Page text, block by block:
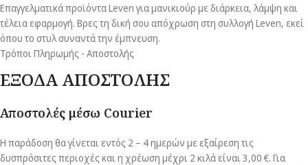
Επαγγελματικά προϊόντα Leven για μανικιούρ με διάρκεια, λάμψη και
τέλεια εφαρμογή. Βρες τη δική σου απόχρωση στη συλλογή Leven, εκεί
όπου το στυλ συναντά την έμπνευση.
Τρόποι Πληρωμής - Αποστολής
ΕΞΟΔΑ ΑΠΟΣΤΟΛΗΣ
Αποστολές μέσω Courier
Η παράδοση θα γίνεται εντός 2 – 4 ημερών με εξαίρεση τις
δυσπρόσιτες περιοχές και η χρέωση μέχρι 2 κιλά είναι 3,00 €. Για